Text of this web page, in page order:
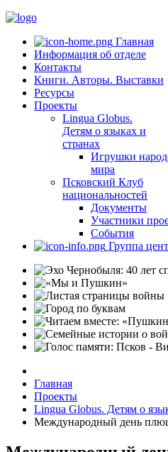
Главная
Информация об отделе
Контакты
Книги. Авторы. Выставки
Ресурсы
Проекты
Lingua Globus.
Детям о языках и
странах
Игрушки
мира
Псковский Клуб
национальностей
Документы
Участники
События
Группа
Главная
Проекты
Lingua Globus. Детям о
Международный день